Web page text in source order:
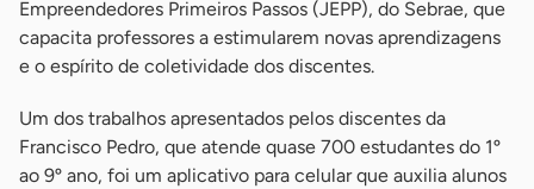
Empreendedores Primeiros Passos (JEPP), do Sebrae, que
capacita professores a estimularem novas aprendizagens
e o espírito de coletividade dos discentes.
Um dos trabalhos apresentados pelos discentes da
Francisco Pedro, que atende quase 700 estudantes do 1º
ao 9º ano, foi um aplicativo para celular que auxilia alunos